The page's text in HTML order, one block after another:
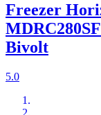
Freezer
Bivolt
5.0